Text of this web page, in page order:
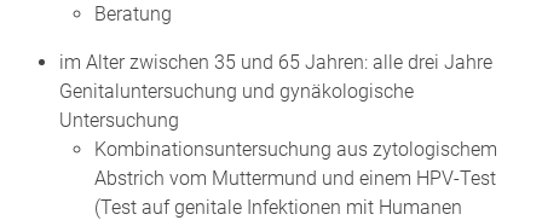
Beratung
im Alter zwischen 35 und 65 Jahren: alle drei Jahre
Genitaluntersuchung und gynäkologische
Untersuchung
Kombinationsuntersuchung aus zytologischem
Abstrich vom Muttermund und einem HPV-Test
(Test auf genitale Infektionen mit Humanen